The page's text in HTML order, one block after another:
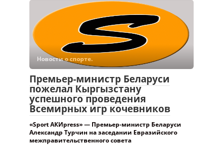
Новости о спорте.
Премьер-министр Беларуси
пожелал Кыргызстану
успешного проведения
Всемирных игр кочевников
«Sport АКИpress» — Премьер-министр Беларуси
Александр Турчин на заседании Евразийского
межправительственного совета